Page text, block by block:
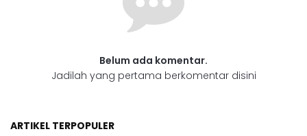
Belum ada komentar.
Jadilah yang pertama berkomentar disini
ARTIKEL TERPOPULER